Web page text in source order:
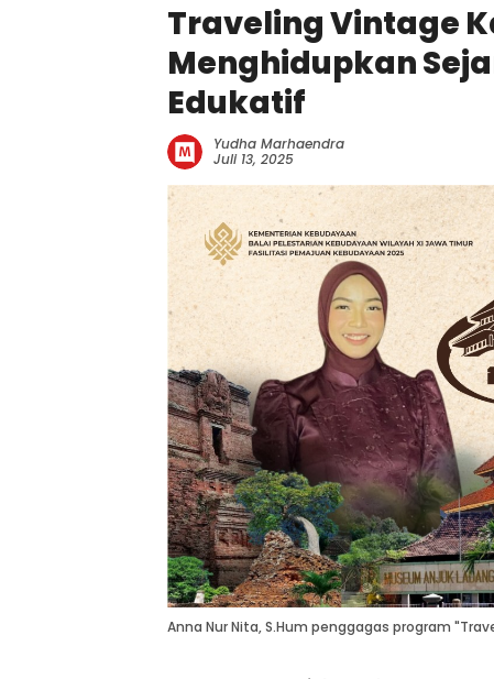
Traveling Vintage
Menghidupkan
Edukatif
Yudha Marhaendra
Juli 13, 2025
Anna Nur Nita, S.Hum penggagas program